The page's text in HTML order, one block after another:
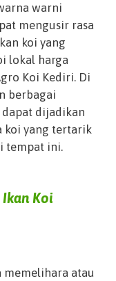
warni
mengusir rasa
koi yang
lokal harga
Koi Kediri. Di
berbagai
dijadikan
koi yang tertarik
tempat ini.
Ikan Koi
memelihara atau